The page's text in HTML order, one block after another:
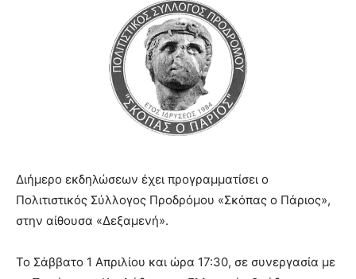
Διήμερο εκδηλώσεων έχει προγραμματίσει ο
Πολιτιστικός Σύλλογος Προδρόμου «Σκόπας ο Πάριος»,
στην αίθουσα «Δεξαμενή».
Το Σάββατο 1 Απριλίου και ώρα 17:30, σε συνεργασία με